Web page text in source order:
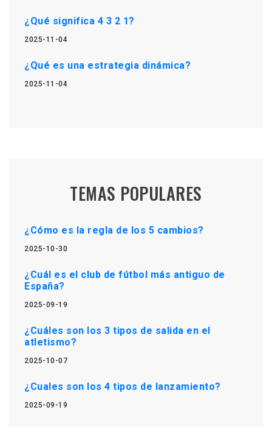
¿Qué significa 4 3 2 1?
2025-11-04
¿Qué es una estrategia dinámica?
2025-11-04
TEMAS POPULARES
¿Cómo es la regla de los 5 cambios?
2025-10-30
¿Cuál es el club de fútbol más antiguo de
España?
2025-09-19
¿Cuáles son los 3 tipos de salida en el
atletismo?
2025-10-07
¿Cuales son los 4 tipos de lanzamiento?
2025-09-19